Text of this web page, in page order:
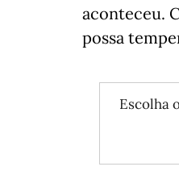
aconteceu.
possa
Escolha